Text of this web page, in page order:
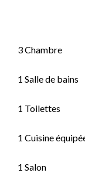
3 Chambre
1 Salle de bains
1 Toilettes
1 Cuisine
1 Salon